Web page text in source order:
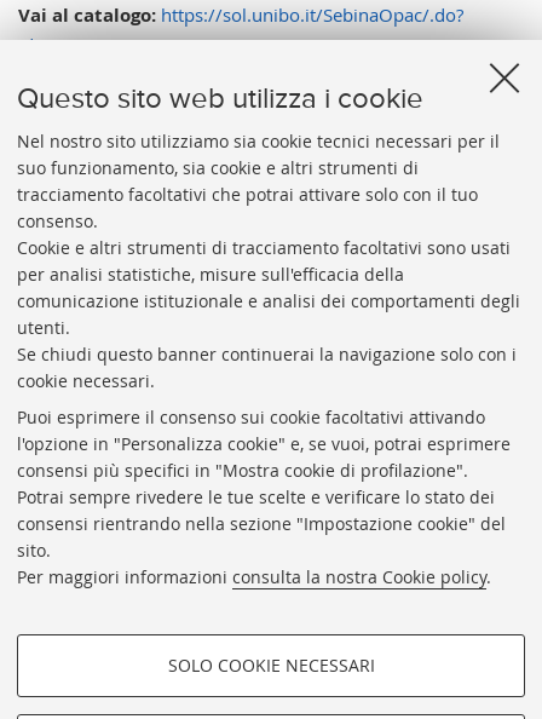
Questo sito web utilizza i cookie
Nel nostro sito utilizziamo sia cookie tecnici necessari per il
suo funzionamento, sia cookie e altri strumenti di
tracciamento facoltativi che potrai attivare solo con il tuo
consenso.
Cookie e altri strumenti di tracciamento facoltativi sono usati
per analisi statistiche, misure sull'efficacia della
comunicazione istituzionale e analisi dei comportamenti degli
utenti.
Se chiudi questo banner continuerai la navigazione solo con i
cookie necessari.
Puoi esprimere il consenso sui cookie facoltativi attivando
l'opzione in "Personalizza cookie" e, se vuoi, potrai esprimere
consensi più specifici in "Mostra cookie di profilazione".
Potrai sempre rivedere le tue scelte e verificare lo stato dei
consensi rientrando nella sezione "Impostazione cookie" del
sito.
Per maggiori informazioni consulta la nostra Cookie policy.
COOKIE DI PROFILAZIONE -
SOLO COOKIE NECESSARI
Vai al catalogo: https://sol.unibo.it/SebinaOpac/.do?
idopac=UBO8703787
UNIVERSITARIA
Presidente: prof. Francesco Citti
Coordinatrice gestionale: Maria Pia Torricelli
Responsabile Amministrativo: Luigia Di Pumpo
Via Zamboni, 33/35 - 40126 Bologna (BO)
Tel. +39 051 2088306 - Fax +39 051 2088385
bub.info@unibo.it
bub.biblioteca@pec.unibo.it
Dove siamo
Orario dei servizi
Helpdesk
Rubrica di Ateneo
Privacy e note legali